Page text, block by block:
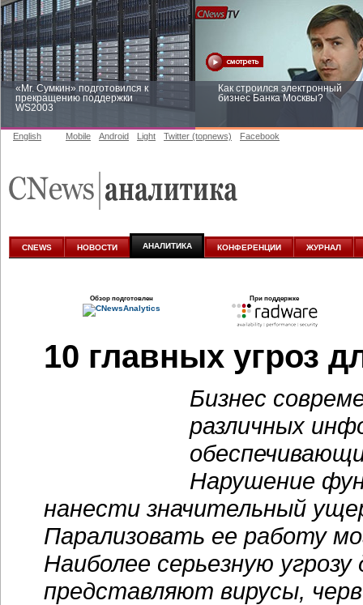
«Mr. Сумкин» подготовился к
прекращению поддержки
WS2003
Как строился электронный
бизнес Банка Москвы?
аналитике
English Mobile Android Light Twitter (topnews) Facebook
CNEWS НОВОСТИ АНАЛИТИКА КОНФЕРЕНЦИИ ЖУРНАЛ
Обзор подготовлен При поддержке
10 главных угроз
Бизнес
различных
Нарушение
нанести значительный
Парализовать ее работу
Наиболее серьезную угрозу
представляют вирусы,